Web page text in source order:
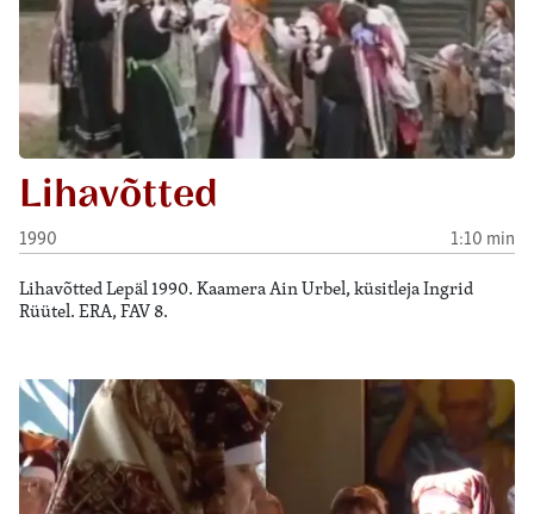
Lihavõtted
1990 1:10 min
Lihavõtted Lepäl 1990. Kaamera Ain Urbel, küsitleja Ingrid
Rüütel. ERA, FAV 8.